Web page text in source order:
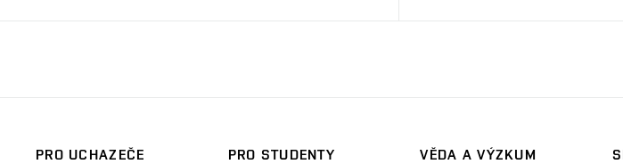
PRO UCHAZEČE
PRO STUDENTY
VĚDA A VÝZKUM